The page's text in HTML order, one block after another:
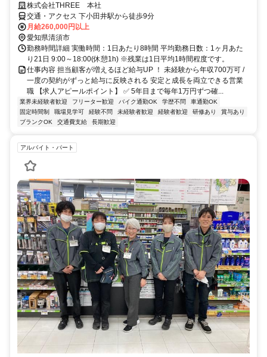
株式会社THREE 本社
交通・アクセス 下小田井駅から徒歩9分
月給260,000円以上
愛知県清須市
勤務時間詳細 実働時間：1日あたり8時間 平均勤務日数：1ヶ月あた
り21日 9:00～18:00(休憩1h) ※残業は1日平均1時間程度です。
仕事内容 担当顧客が増えるほど給与UP ！ 未経験から年収700万可 /
一度の契約がずっと給与に反映される 安定と成長を両立できる営業
職 【求人アピールポイント】 ✅ 5年目まで毎年1万円ずつ確...
業界未経験者歓迎 フリーター歓迎 バイク通勤OK 学歴不問
車通勤OK
固定時間制
職場見学可 経験不問 未経験者歓迎 経験者歓迎 研修あり
賞与あり
ブランクOK
交通費支給 長期歓迎
アルバイト・パート